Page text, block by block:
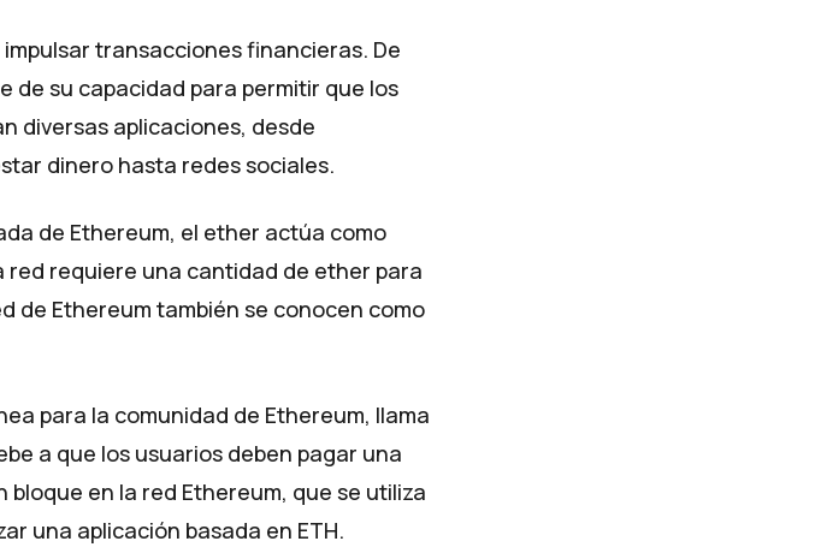
transacciones financieras. De
de su capacidad para permitir que los
diversas aplicaciones, desde
dinero hasta redes sociales.
de Ethereum, el ether actúa como
red requiere una cantidad de ether para
de Ethereum también se conocen como
para la comunidad de Ethereum, llama
a que los usuarios deben pagar una
en la red Ethereum, que se utiliza
una aplicación basada en ETH.